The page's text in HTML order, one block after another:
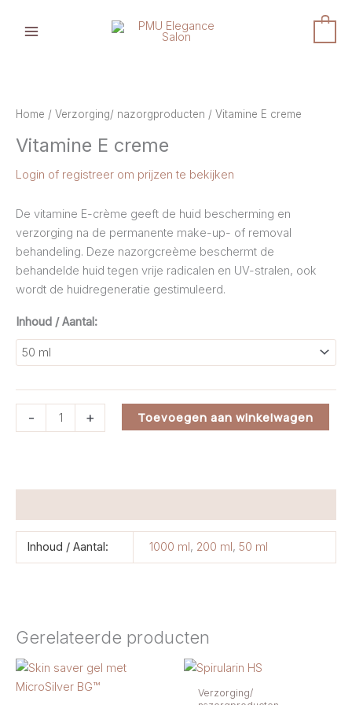
Home / Verzorging/ nazorgproducten / Vitamine E creme
Vitamine E creme
Login of registreer om prijzen te bekijken
De vitamine E-crème geeft de huid bescherming en
verzorging na de permanente make-up- of removal
behandeling. Deze nazorgcreème beschermt de
behandelde huid tegen vrije radicalen en UV-stralen, ook
wordt de huidregeneratie gestimuleerd.
Inhoud / Aantal:
-
Vitamine
E
+ Toevoegen aan winkelwagen
Inhoud / Aantal: 1000 ml, 200 ml, 50 ml
Gerelateerde producten
Verzorging/